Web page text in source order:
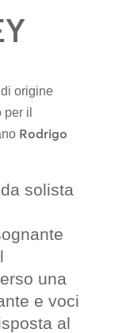
origine
il
Rodrigo
solista
una
e voci
al